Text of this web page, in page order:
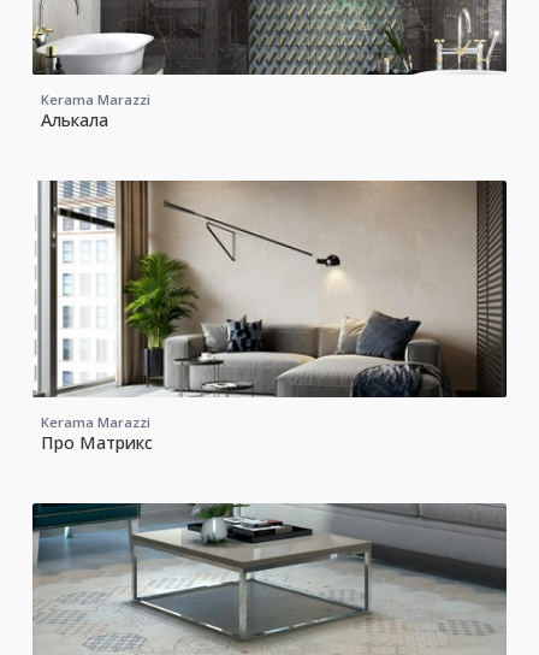
Kerama Marazzi
Алькала
Kerama Marazzi
Про Матрикс